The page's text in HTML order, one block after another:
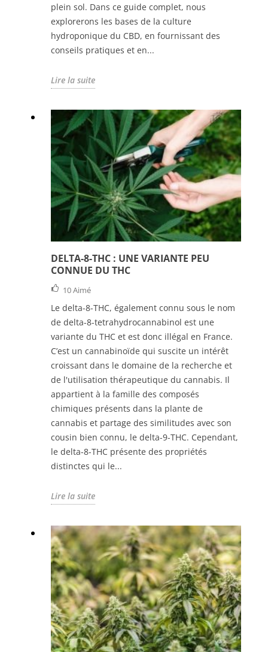
plein sol. Dans ce guide complet, nous
explorerons les bases de la culture
hydroponique du CBD, en fournissant des
conseils pratiques et en...
Lire la suite
DELTA-8-THC : UNE VARIANTE PEU
CONNUE DU THC
10Aimé
Le delta-8-THC, également connu sous le nom
de delta-8-tetrahydrocannabinol est une
variante du THC et est donc illégal en France.
C’est un cannabinoïde qui suscite un intérêt
croissant dans le domaine de la recherche et
de l'utilisation thérapeutique du cannabis. Il
appartient à la famille des composés
chimiques présents dans la plante de
cannabis et partage des similitudes avec son
cousin bien connu, le delta-9-THC. Cependant,
le delta-8-THC présente des propriétés
distinctes qui le...
Lire la suite